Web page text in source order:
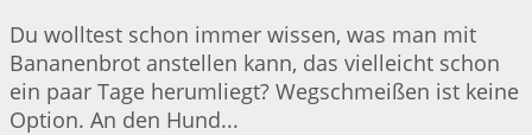
Du wolltest schon immer wissen, was man mit
Bananenbrot anstellen kann, das vielleicht schon
ein paar Tage herumliegt? Wegschmeißen ist keine
Option. An den Hund...